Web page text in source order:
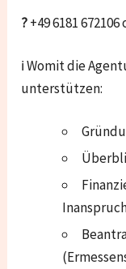
?+49 6181
ℹ Womit die
unterstützen: